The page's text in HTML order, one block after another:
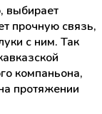
выбирает
прочную связь,
с ним. Так
компаньона,
протяжении